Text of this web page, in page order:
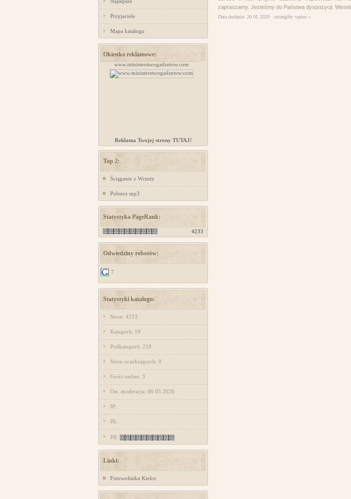
Przyjaciele
Mapa katalogu
Okienko reklamowe:
www.ministerstwogadzetow.com
Reklama Twojej strony TUTAJ!
Top 2:
Ściąganie z Wrzuty
Pobierz mp3
Statystyka PageRank:
4233
Odwiedziny robotów:
7
Statystyki katalogu:
Stron: 4233
Kategorii: 19
Podkategorii: 218
Stron oczekujących: 0
Gości online: 3
Ost. moderacja: 06 05 2026
IP:
BL:
PR:
Linki:
Fotowoltaika Kielce
zapraszamy. Jesteśmy do Państwa dyspozycji.
Data dodania: 20 01 2020 · szczegóły wpisu »